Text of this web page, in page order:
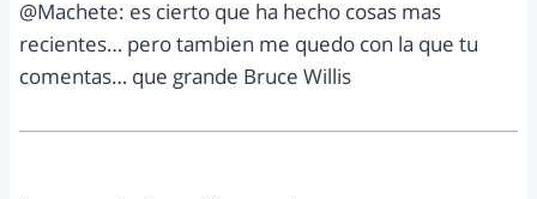
@Machete: es cierto que ha hecho cosas mas
recientes… pero tambien me quedo con la que tu
comentas… que grande Bruce Willis